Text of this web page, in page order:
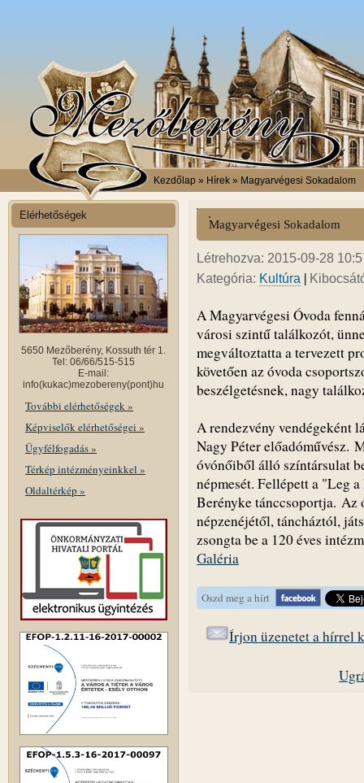
Kezdőlap » Hírek » Magyarvégesi Sokadalom
Elérhetőségek
5650 Mezőberény, Kossuth tér 1.
Tel: 06/66/515-515
E-mail:
info(kukac)mezobereny(pont)hu
További elérhetőségek »
Képviselők elérhetőségei »
Ügyfélfogadás »
Térkép intézményeinkkel »
Oldaltérkép »
Magyarvégesi Sokadalom
Létrehozva: 2015-09-28
Kategória: Kultúra |
A Magyarvégesi Óvoda
városi szintű találkozót,
megváltoztatta a tervezett
követően az óvoda
beszélgetésnek, nagy
A rendezvény vendégeként
Nagy Péter előadóművész.
óvónőiből álló színtársulat
népmesét. Fellépett a "Leg
Berényke tánccsoportja. Az
népzenéjétől, táncháztól,
zsongta be a 120 éves
Galéria
Oszd meg a hírt
Írjon üzenetet a hírrel